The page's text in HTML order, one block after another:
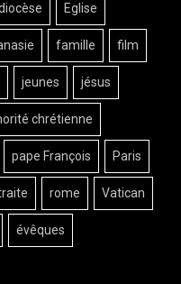
Eglise
famille film
jeunes jésus
chrétienne
pape François Paris
rome Vatican
évêques